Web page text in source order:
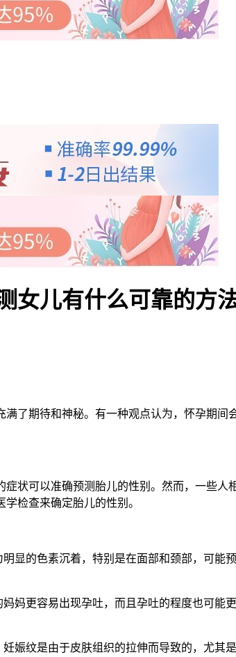
女儿有什么可靠的方法
期待和神秘。有一种观点认为，怀孕期间
可以准确预测胎儿的性别。然而，一些人
检查来确定胎儿的性别。
的色素沉着，特别是在面部和颈部，可能
更容易出现孕吐，而且孕吐的程度也可能
纹是由于皮肤组织的拉伸而导致的，尤其